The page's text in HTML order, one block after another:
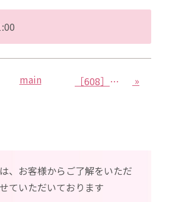
main ［608］スズキ クロスビーX-Bee »
、お客様からご了解をいただ
ていただいております